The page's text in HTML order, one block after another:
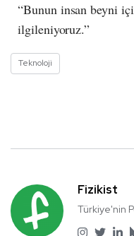
“Bunun insan beyni
ilgileniyoruz.”
Teknoloji
Fizikist
Türkiye'nin